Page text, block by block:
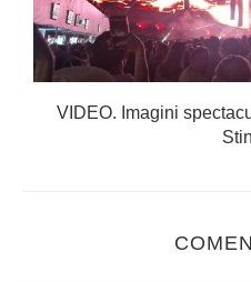
VIDEO. Imagini